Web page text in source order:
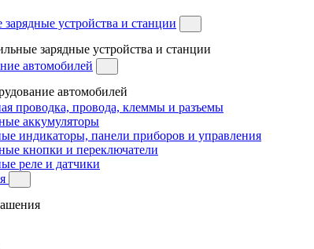
устройства и станции
зарядные устройства и станции
автомобилей
автомобилей
проводка, провода, клеммы и разъемы
аккумуляторы
индикаторы, панели приборов и управления
кнопки и переключатели
реле и датчики